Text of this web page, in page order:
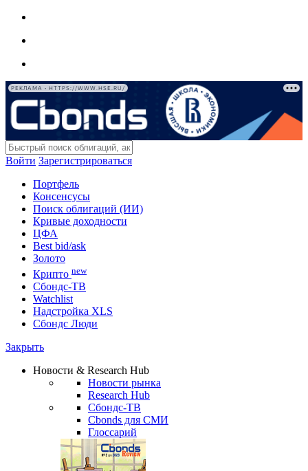
РЕКЛАМА • HTTPS://WWW.HSE.RU/
Войти Зарегистрироваться
Портфель
Консенсусы
Поиск облигаций (ИИ)
Кривые доходности
ЦФА
Best bid/ask
Золото
Крипто new
Сбондс-ТВ
Watchlist
Надстройка XLS
Сбондс Люди
Закрыть
Новости & Research Hub
Новости рынка
Research Hub
Сбондс-ТВ
Cbonds для СМИ
Глоссарий